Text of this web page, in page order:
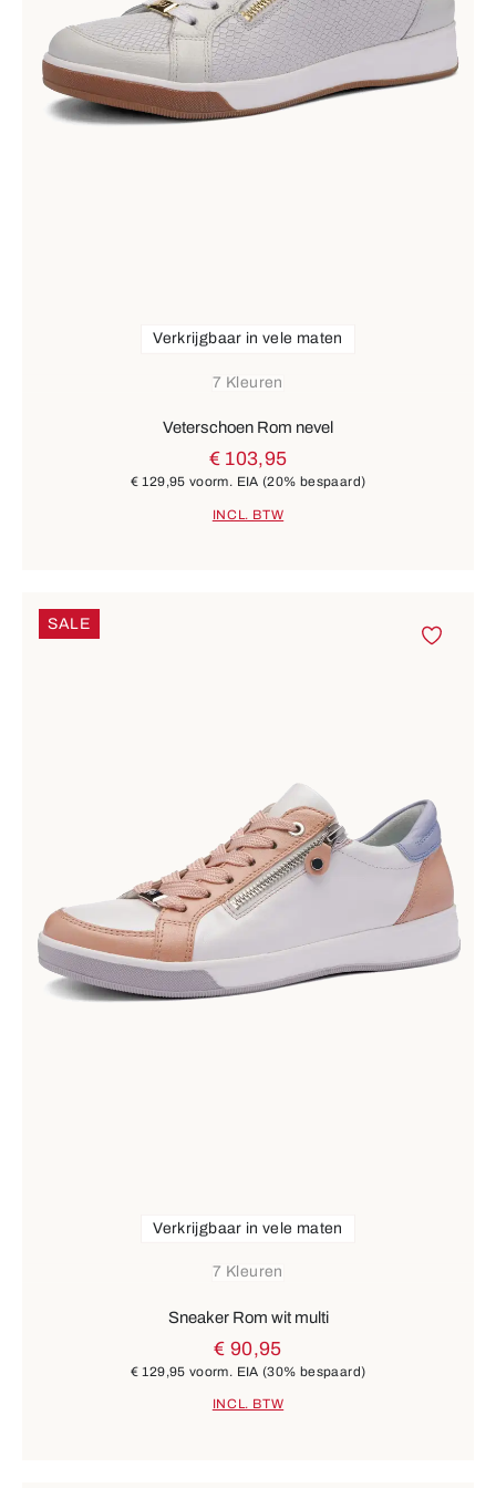
7 Kleuren
Verkrijgbaar in vele maten
Veterschoen Rom nevel
€ 103,95
€ 129,95 voorm. EIA(20% bespaard)
INCL. BTW
SALE
7 Kleuren
Verkrijgbaar in vele maten
Sneaker Rom wit multi
€ 90,95
€ 129,95 voorm. EIA(30% bespaard)
INCL. BTW